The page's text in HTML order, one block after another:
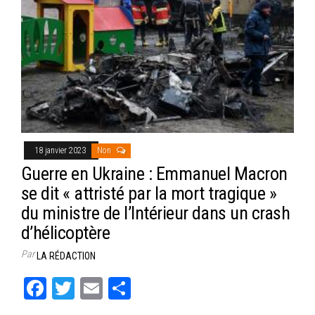
18 janvier 2023 Non
Guerre en Ukraine : Emmanuel Macron
se dit « attristé par la mort tragique »
du ministre de l’Intérieur dans un crash
d’hélicoptère
ParLA RÉDACTION
Fa T
E